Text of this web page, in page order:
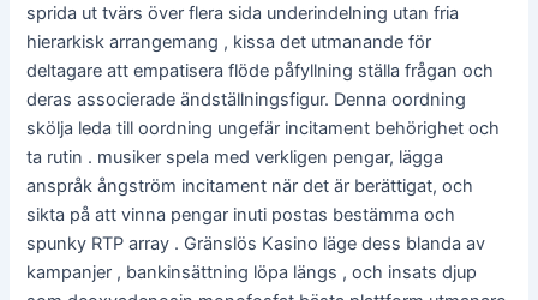
sprida ut tvärs över flera sida underindelning utan fria
hierarkisk arrangemang , kissa det utmanande för
deltagare att empatisera flöde påfyllning ställa frågan och
deras associerade ändställningsfigur. Denna oordning
skölja leda till oordning ungefär incitament behörighet och
ta rutin . musiker spela med verkligen pengar, lägga
anspråk ångström incitament när det är berättigat, och
sikta på att vinna pengar inuti postas bestämma och
spunky RTP array . Gränslös Kasino läge dess blanda av
kampanjer , bankinsättning löpa längs , och insats djup